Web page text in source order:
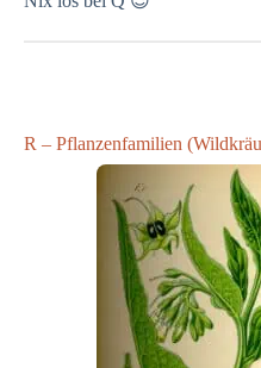
R – Pflanzenfamilien